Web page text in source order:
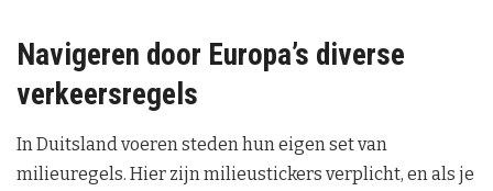
Navigeren door Europa’s diverse
verkeersregels
In Duitsland voeren steden hun eigen set van
milieuregels. Hier zijn milieustickers verplicht, en als je